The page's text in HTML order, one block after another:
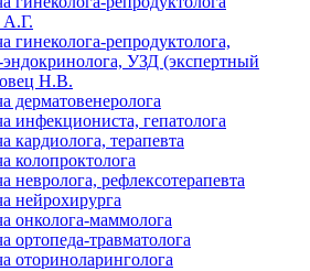
А.Г.
гинеколога-репродуктолога,
эндокринолога, УЗД (экспертный
Н.В.
дерматовенеролога
инфекциониста, гепатолога
кардиолога, терапевта
колопроктолога
невролога, рефлексотерапевта
нейрохирурга
онколога-маммолога
ортопеда-травматолога
оториноларинголога